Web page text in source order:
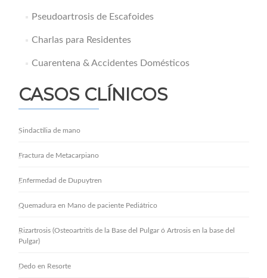
Pseudoartrosis de Escafoides
Charlas para Residentes
Cuarentena & Accidentes Domésticos
CASOS CLÍNICOS
Sindactilia de mano
Fractura de Metacarpiano
Enfermedad de Dupuytren
Quemadura en Mano de paciente Pediátrico
Rizartrosis (Osteoartritis de la Base del Pulgar ó Artrosis en la base del
Pulgar)
Dedo en Resorte